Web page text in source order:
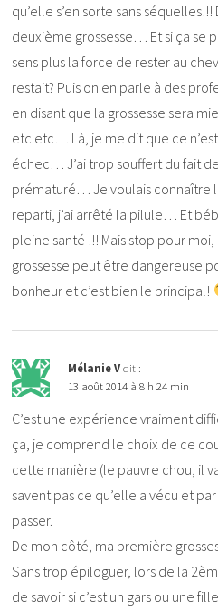
qu’elle s’en sorte sans
deuxième grossesse… Et si ça se
sens plus la force de rester au
restait? Puis on en parle à des
en disant que la grossesse sera
etc etc… Là, je me dit que ce
échec… J’ai trop souffert du fait
prématuré… Je voulais connaître
reparti, j’ai arrêté la pilule… Et
pleine santé !!! Mais stop pour
grossesse peut être dangereuse
bonheur et c’est bien le principal!
Mélanie V dit :
13 août 2014 à 8 h 24 min
C’est une expérience vraiment
ça, je comprend le choix de ce
cette manière (le pauvre chou, il
savent pas ce qu’elle a vécu et
passer.
De mon côté, ma première
Sans trop épiloguer, lors de la
de savoir si c’est un gars ou une